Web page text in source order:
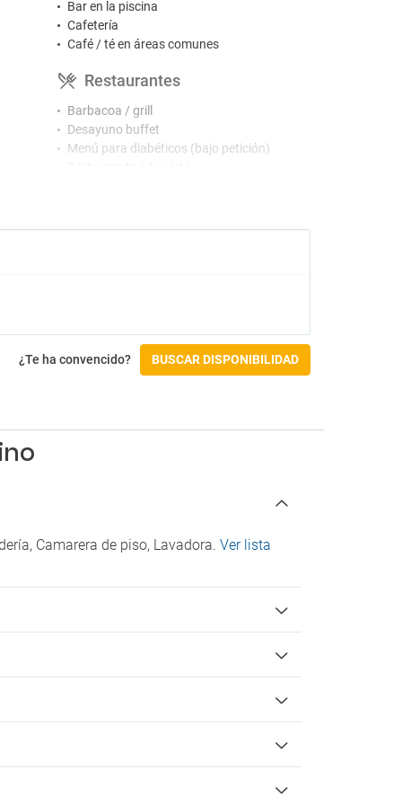
Bar en la piscina
Cafetería
Café / té en áreas comunes
Restaurantes
Barbacoa / grill
Desayuno buffet
Menú para diabéticos (bajo petición)
Gimnasio
Actividades
Campo de golf
Ping Pong
Acceso en silla de ruedas
¿Te ha convencido? BUSCAR DISPONIBILIDAD
Camarera de piso, Lavadora. Ver lista